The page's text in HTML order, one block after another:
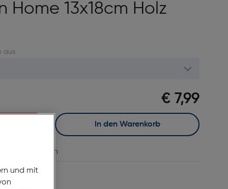
Home 13x18cm Holz
aus
€ 7,99
In den Warenkorb
vergleichen
Lieferzeit
und mit